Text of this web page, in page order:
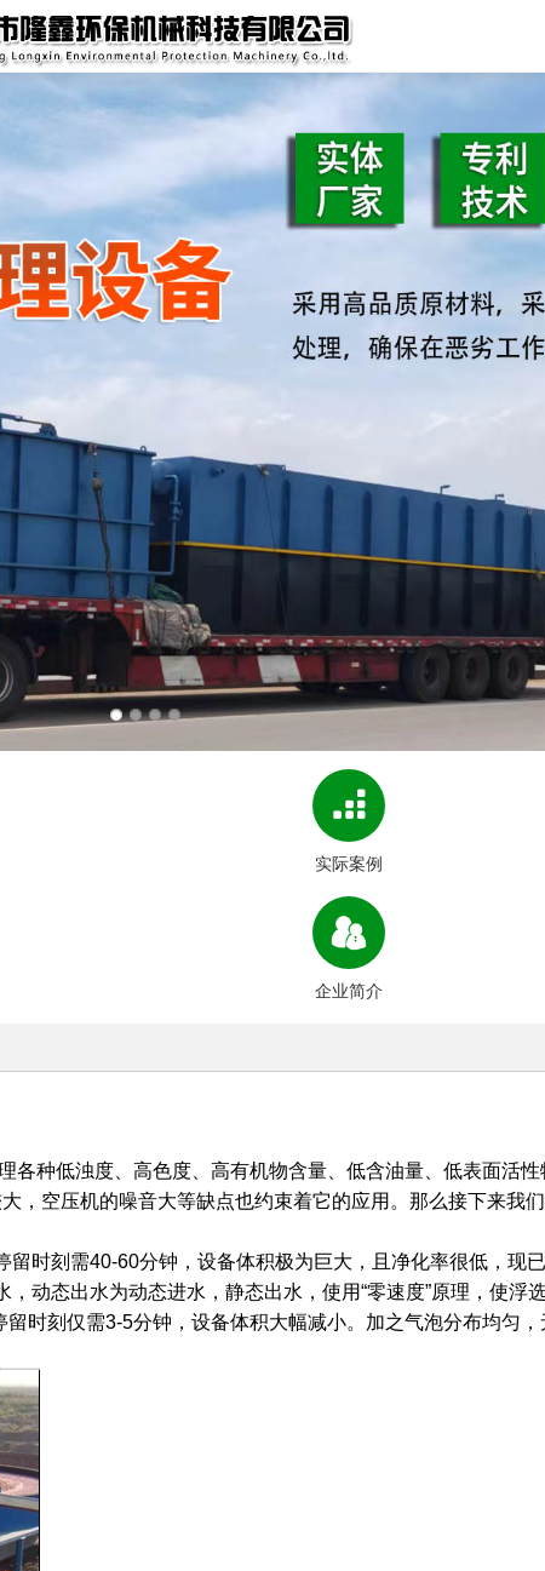
实际案例
企业简介
各种低浊度、高色度、高有机物含量、低含油量、低表面活
空压机的噪音大等缺点也约束着它的应用。那么接下来我
刻需40-60分钟，设备体积极为巨大，且净化率很低，现已
态出水为动态进水，静态出水，使用“零速度”原理，使浮
时刻仅需3-5分钟，设备体积大幅减小。加之气泡分布均匀